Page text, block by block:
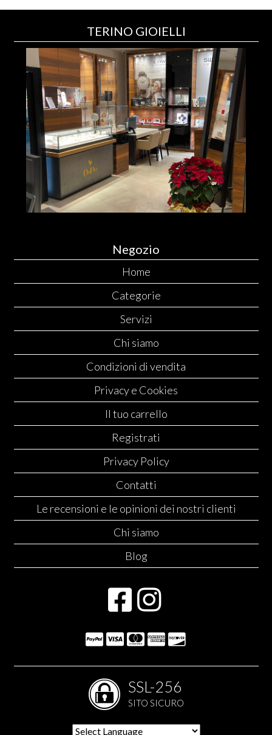
TERINO GIOIELLI
Negozio
Home
Categorie
Servizi
Chi siamo
Condizioni di vendita
Privacy e Cookies
Il tuo carrello
Registrati
Privacy Policy
Contatti
Le recensioni e le opinioni dei nostri clienti
Chi siamo
Blog
SSL-256
SITO SICURO